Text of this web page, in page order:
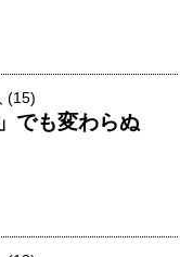
(15)
でも変わらぬ